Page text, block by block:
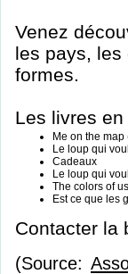
Venez
les pays, les
formes.
Les livres
Me on the
Le loup qui
Cadeaux
Le loup qui
The colors of
Est ce que les
Contacter la
(Source: